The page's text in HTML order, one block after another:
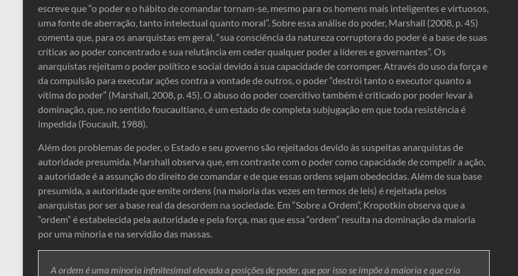
escreve que “o poder e o hábito de comandar tornam-se, mesmo para os homens mais inteligentes e virtuosos,
uma fonte de aberração, tanto intelectual quanto moral”. Sobre essa análise do poder, Marshall (2008, p. 45)
comenta que, para os anarquistas em geral, “sua consciência da natureza corruptora do poder é a base de suas
críticas ao poder concentrado e sua relutância em ceder qualquer poder a líderes e governantes”. Os
anarquistas rejeitam o poder político e social devido à sua capacidade de corromper. Através do uso da força e
da compulsão para executar ações contra a vontade de outros, o poder “destrói tanto o executor quanto a
vítima do poder” (Marshall, 2008, p. 45). O abuso do poder coercitivo também é criticado por poder levar à
dominação, que, no sentido foucaultiano, é um estado de completa subjugação em que toda resistência é
impedida (Foucault, 1988).
Além dos problemas de poder, o Estado e seu governo são rejeitados devido às suspeitas anarquistas de
autoridade presumida. Marshall observa que, em contraste com o poder como capacidade de compelir a ação,
a autoridade é a assunção do direito de comandar e de que essas ordens sejam obedecidas. Além de sua base
presumida, a autoridade que emite ordens (na maioria das vezes em termos de leis) é rejeitada pelos
anarquistas por ser a base real da desordem na sociedade. Em “Sobre a Ordem”, Kropotkin observa que a
“ordem” é estabelecida pela autoridade e pela força, mas que essa “ordem” resulta na dominação da maioria
por uma minoria e na servidão das massas.
A ordem é uma minoria infinitesimal elevada a posições de poder, que por isso se impõe à maioria e que cria